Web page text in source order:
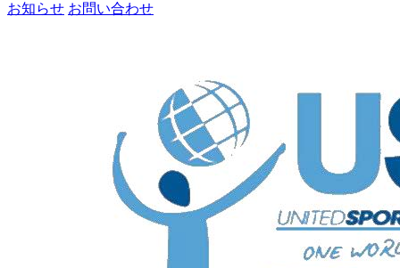
お知らせ お問い合わせ